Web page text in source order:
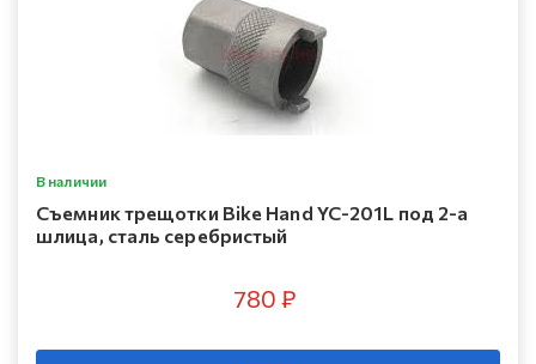
В наличии
Съемник трещотки Bike Hand YC-201L под 2-а
шлица, сталь серебристый
780 ₽